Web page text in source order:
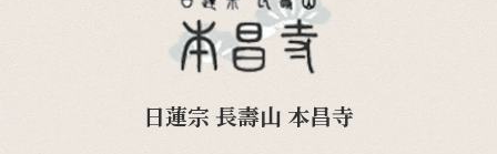
日蓮宗 長壽山 本昌寺